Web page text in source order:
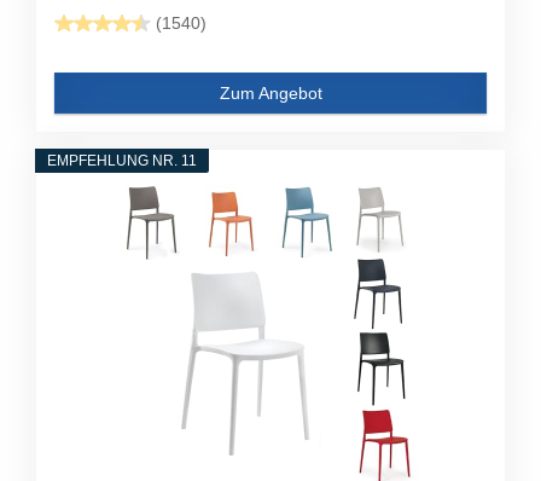
(1540)
Zum Angebot
EMPFEHLUNG NR. 11